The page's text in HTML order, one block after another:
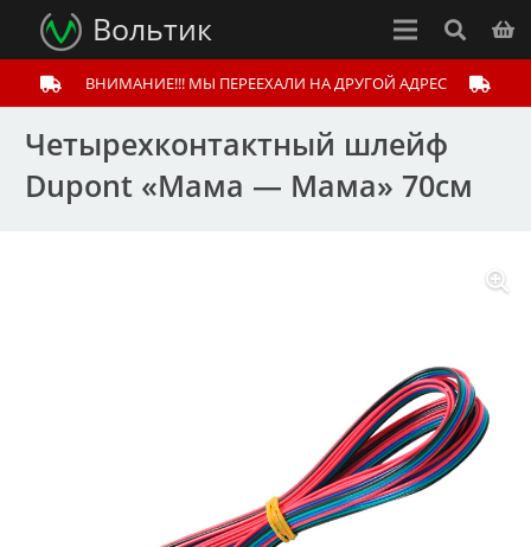
Вольтик
ВНИМАНИЕ!!! МЫ ПЕРЕЕХАЛИ НА ДРУГОЙ АДРЕС
Четырехконтактный шлейф
Dupont «Мама — Мама» 70см